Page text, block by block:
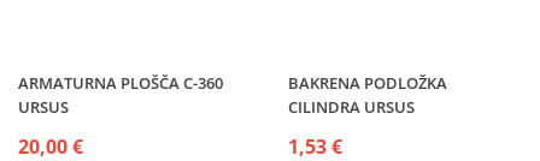
ARMATURNA PLOŠČA C-360
URSUS
20,00 €
BAKRENA PODLOŽKA
CILINDRA URSUS
1,53 €